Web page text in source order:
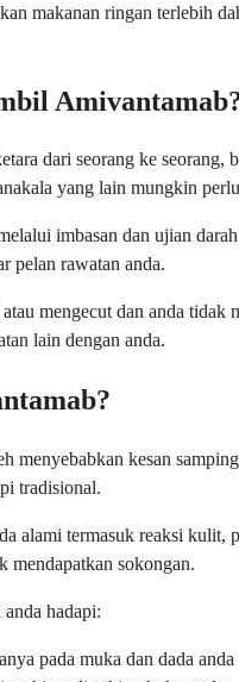
makanan ringan terlebih
dari seorang ke
yang lain mungkin
imbasan dan ujian
pelan rawatan anda.
mengecut dan anda
lain dengan anda.
menyebabkan kesan
tradisional.
alami termasuk reaksi kulit,
mendapatkan sokongan.
hadapi:
pada muka dan dada anda